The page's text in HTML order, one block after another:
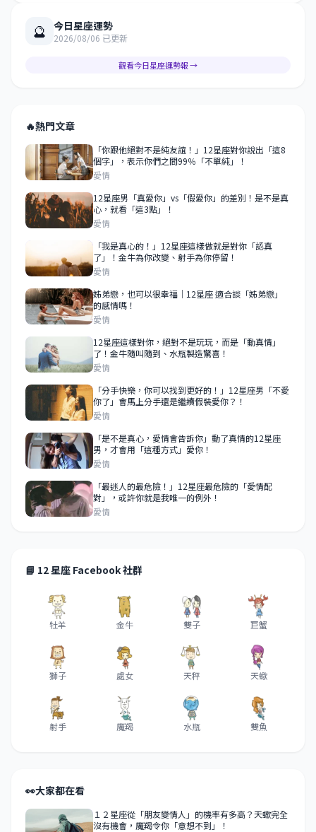
🔮 今日星座運勢
2026/08/06 已更新
觀看今日星座運勢報 →
🔥熱門文章
「你跟他絕對不是純友誼！」12星座對你說出「這8
個字」，表示你們之間99％「不單純」！
愛情
12星座男「真愛你」vs「假愛你」的差別！是不是真
心，就看「這3點」！
愛情
「我是真心的！」12星座這樣做就是對你「認真
了」！金牛為你改變、射手為你停留！
愛情
姊弟戀，也可以很幸福｜12星座 適合談「姊弟戀」
的感情嗎！
愛情
12星座這樣對你，絕對不是玩玩，而是「動真情」
了！金牛隨叫隨到、水瓶製造驚喜！
愛情
「分手快樂，你可以找到更好的！」12星座男「不愛
你了」會馬上分手還是繼續假裝愛你？！
愛情
「是不是真心，愛情會告訴你」動了真情的12星座
男，才會用「這種方式」愛你！
愛情
「最迷人的最危險！」12星座最危險的「愛情配
對」，或許你就是我唯一的例外！
愛情
📘 12 星座 Facebook 社群
牡羊 金牛 雙子 巨蟹
獅子 處女 天秤 天蠍
射手 魔羯 水瓶 雙魚
👀大家都在看
１２星座從「朋友變情人」的機率有多高？天蠍完全
沒有機會，魔羯令你「意想不到」！